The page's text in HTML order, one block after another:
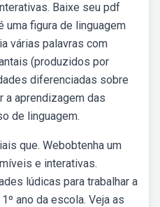
Baixe seu pdf
uma figura de linguagem
várias palavras com
(produzidos por
diferenciadas sobre
a aprendizagem das
de linguagem.
que. Webobtenha um
e interativas.
lúdicas para trabalhar a
ano da escola. Veja as